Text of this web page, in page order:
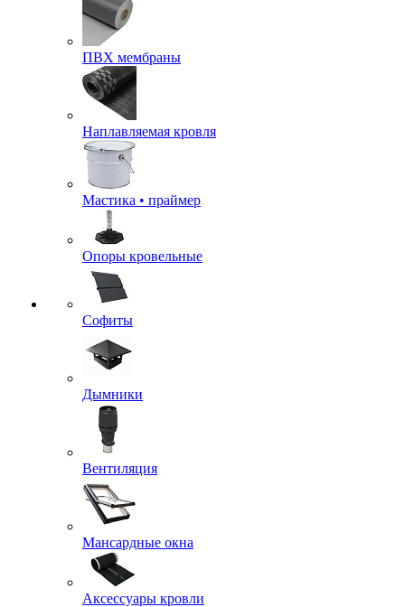
ПВХ мембраны
Наплавляемая кровля
Мастика • праймер
Опоры кровельные
Софиты
Дымники
Вентиляция
Мансардные окна
Аксессуары кровли